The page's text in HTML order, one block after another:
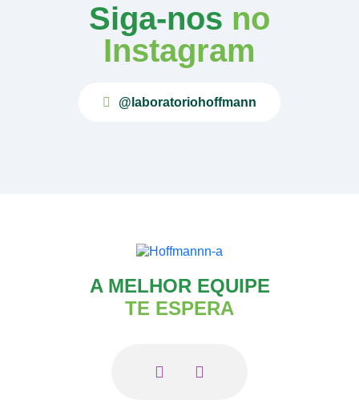
Siga-nos no
Instagram
@laboratoriohoffmann
A MELHOR EQUIPE
TE ESPERA